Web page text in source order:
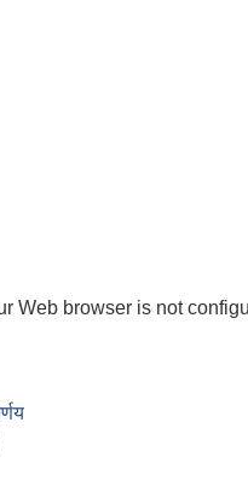
Web browser is not